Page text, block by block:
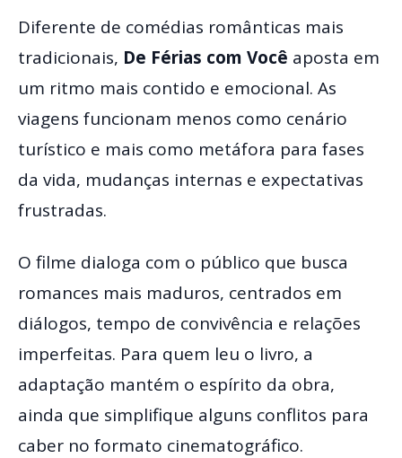
Diferente de comédias românticas mais
tradicionais, De Férias com Você aposta em
um ritmo mais contido e emocional. As
viagens funcionam menos como cenário
turístico e mais como metáfora para fases
da vida, mudanças internas e expectativas
frustradas.
O filme dialoga com o público que busca
romances mais maduros, centrados em
diálogos, tempo de convivência e relações
imperfeitas. Para quem leu o livro, a
adaptação mantém o espírito da obra,
ainda que simplifique alguns conflitos para
caber no formato cinematográfico.